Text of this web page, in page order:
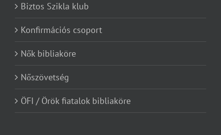
Biztos Szikla klub
Konfirmációs csoport
Nők bibliaköre
Nőszövetség
ÖFI / Örök fiatalok bibliaköre